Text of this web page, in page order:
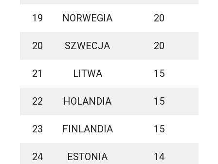
19 NORWEGIA 20
20 SZWECJA 20
21 LITWA 15
22 HOLANDIA 15
23 FINLANDIA 15
24 ESTONIA 14